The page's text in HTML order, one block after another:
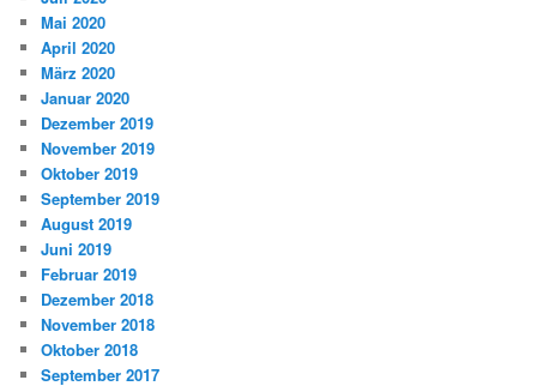
Mai 2020
April 2020
März 2020
Januar 2020
Dezember 2019
November 2019
Oktober 2019
September 2019
August 2019
Juni 2019
Februar 2019
Dezember 2018
November 2018
Oktober 2018
September 2017